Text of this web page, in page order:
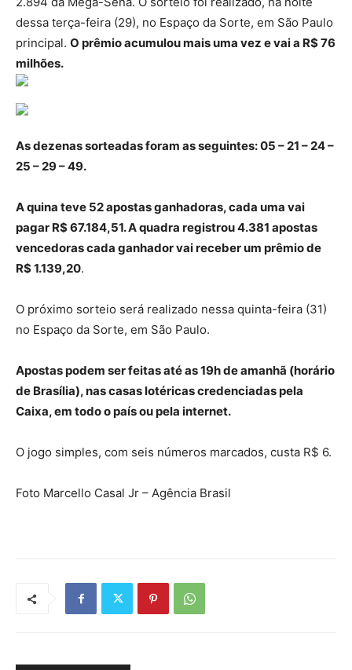
dessa terça-feira (29), no Espaço da Sorte, em São Paulo
principal. O prêmio acumulou mais uma vez e vai a R$ 76
milhões.
As dezenas sorteadas foram as seguintes: 05 – 21 – 24 –
25 – 29 – 49.
A quina teve 52 apostas ganhadoras, cada uma vai
pagar R$ 67.184,51. A quadra registrou 4.381 apostas
vencedoras cada ganhador vai receber um prêmio de
R$ 1.139,20.
O próximo sorteio será realizado nessa quinta-feira (31)
no Espaço da Sorte, em São Paulo.
Apostas podem ser feitas até as 19h de amanhã (horário
de Brasília), nas casas lotéricas credenciadas pela
Caixa, em todo o país ou pela internet.
O jogo simples, com seis números marcados, custa R$ 6.
Foto Marcello Casal Jr – Agência Brasil